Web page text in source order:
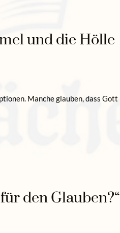
und die Hölle
Manche glauben, dass Gott
den Glauben?“